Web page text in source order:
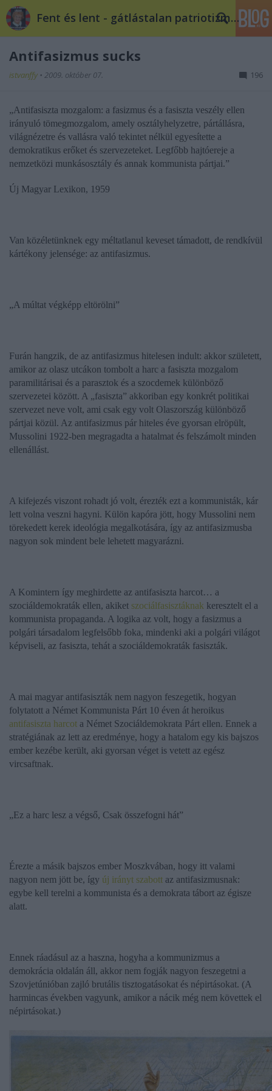
Fent és lent - gátlástalan patriotizmus
Antifasizmus sucks
istvanffy • 2009. október 07. 196
„Antifasiszta mozgalom: a fasizmus és a fasiszta veszély ellen
irányuló tömegmozgalom, amely osztályhelyzetre, pártállásra,
világnézetre és vallásra való tekintet nélkül egyesítette a
demokratikus erőket és szervezeteket. Legfőbb hajtóereje a
nemzetközi munkásosztály és annak kommunista pártjai.”
Új Magyar Lexikon, 1959
Van közéletünknek egy méltatlanul keveset támadott, de rendkívül
kártékony jelensége: az antifasizmus.
„A múltat végképp eltörölni”
Furán hangzik, de az antifasizmus hitelesen indult: akkor született,
amikor az olasz utcákon tombolt a harc a fasiszta mozgalom
paramilitárisai és a parasztok és a szocdemek különböző
szervezetei között. A „fasiszta” akkoriban egy konkrét politikai
szervezet neve volt, ami csak egy volt Olaszország különböző
pártjai közül. Az antifasizmus pár hiteles éve gyorsan elröpült,
Mussolini 1922-ben megragadta a hatalmat és felszámolt minden
ellenállást.
A kifejezés viszont rohadt jó volt, érezték ezt a kommunisták, kár
lett volna veszni hagyni. Külön kapóra jött, hogy Mussolini nem
törekedett kerek ideológia megalkotására, így az antifasizmusba
nagyon sok mindent bele lehetett magyarázni.
A Komintern így meghirdette az antifasiszta harcot… a
szociáldemokraták ellen, akiket szociálfasisztáknak keresztelt el a
kommunista propaganda. A logika az volt, hogy a fasizmus a
polgári társadalom legfelsőbb foka, mindenki aki a polgári világot
képviseli, az fasiszta, tehát a szociáldemokraták fasiszták.
A mai magyar antifasiszták nem nagyon feszegetik, hogyan
folytatott a Német Kommunista Párt 10 éven át heroikus
antifasiszta harcot a Német Szociáldemokrata Párt ellen. Ennek a
stratégiának az lett az eredménye, hogy a hatalom egy kis bajszos
ember kezébe került, aki gyorsan véget is vetett az egész
vircsaftnak.
„Ez a harc lesz a végső, Csak összefogni hát”
Érezte a másik bajszos ember Moszkvában, hogy itt valami
nagyon nem jött be, így új irányt szabott az antifasizmusnak:
egybe kell terelni a kommunista és a demokrata tábort az égisze
alatt.
Ennek ráadásul az a haszna, hogyha a kommunizmus a
demokrácia oldalán áll, akkor nem fogják nagyon feszegetni a
Szovjetúnióban zajló brutális tisztogatásokat és népirtásokat. (A
harmincas években vagyunk, amikor a nácik még nem követtek el
népirtásokat.)